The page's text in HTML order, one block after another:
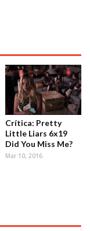
Crítica: Pretty
Little Liars 6x19
Did You Miss Me?
Mar 10, 2016